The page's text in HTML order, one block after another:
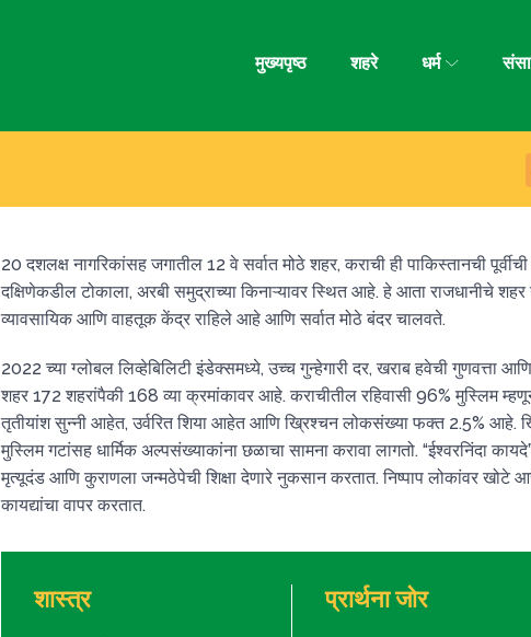
मुख्यपृष्ठ शहरे धर्म
20 दशलक्ष नागरिकांसह जगातील 12 वे सर्वात मोठे शहर, कराची ही पाकिस्तानची
दक्षिणेकडील टोकाला, अरबी समुद्राच्या किनाऱ्यावर स्थित आहे. हे आता राजधानीचे
व्यावसायिक आणि वाहतूक केंद्र राहिले आहे आणि सर्वात मोठे बंदर चालवते.
2022 च्या ग्लोबल लिव्हेबिलिटी इंडेक्समध्ये, उच्च गुन्हेगारी दर, खराब हवेची गुणवत्ता
शहर 172 शहरांपैकी 168 व्या क्रमांकावर आहे. कराचीतील रहिवासी 96% मुस्लिम
तृतीयांश सुन्नी आहेत, उर्वरित शिया आहेत आणि ख्रिश्चन लोकसंख्या फक्त 2.5% आहे.
मुस्लिम गटांसह धार्मिक अल्पसंख्याकांना छळाचा सामना करावा लागतो. “ईश्वरनिंदा
मृत्यूदंड आणि कुराणला जन्मठेपेची शिक्षा देणारे नुकसान करतात. निष्पाप लोकांवर खोटे
कायद्यांचा वापर करतात.
शास्त्र प्रार्थना जोर